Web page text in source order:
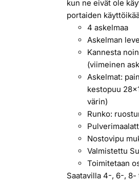
kun ne eivät ole
portaiden
4 askelmaa
Askelman
Kannesta
(viimeinen
Askelmat:
kestopuu
värin)
Runko:
Nostovipu
Valmistettu
Toimitetaan
Saatavilla 4-, 6-, 8-